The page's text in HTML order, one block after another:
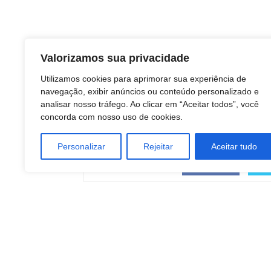
Valorizamos sua privacidade
Utilizamos cookies para aprimorar sua experiência de
navegação, exibir anúncios ou conteúdo personalizado e
analisar nosso tráfego. Ao clicar em “Aceitar todos”, você
concorda com nosso uso de cookies.
Personalizar Rejeitar Aceitar tudo